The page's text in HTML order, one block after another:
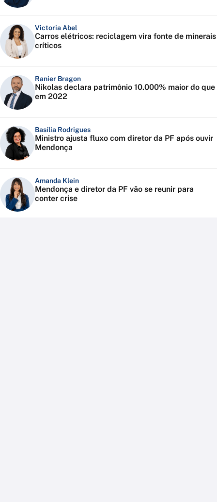
Victoria Abel
Carros elétricos: reciclagem vira fonte de minerais
críticos
Ranier Bragon
Nikolas declara patrimônio 10.000% maior do que
em 2022
Basília Rodrigues
Ministro ajusta fluxo com diretor da PF após ouvir
Mendonça
Amanda Klein
Mendonça e diretor da PF vão se reunir para
conter crise